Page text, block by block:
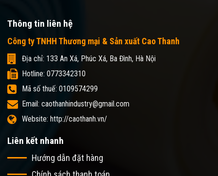
Thông tin liên hệ
Công ty TNHH Thương mại & Sản xuất Cao Thanh
Địa chỉ: 133 An Xá, Phúc Xá, Ba Đình, Hà Nội
Hotline: 0773342310
Mã số thuế: 0109574299
Email: caothanhindustry@gmail.com
Website: http://caothanh.vn/
Liên kết nhanh
Hướng dẫn đặt hàng